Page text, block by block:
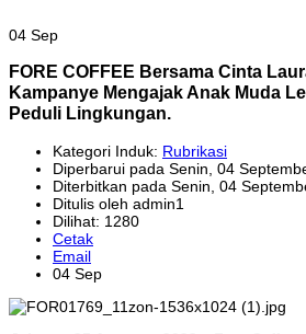
04 Sep
FORE COFFEE Bersama Cinta
Kampanye Mengajak Anak Muda
Peduli Lingkungan.
Kategori Induk: Rubrikasi
Diperbarui pada Senin, 04
Diterbitkan pada Senin, 04
Ditulis oleh admin1
Dilihat: 1280
Cetak
Email
04 Sep